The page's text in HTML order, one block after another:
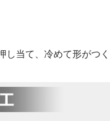
し当て、冷めて形がつく